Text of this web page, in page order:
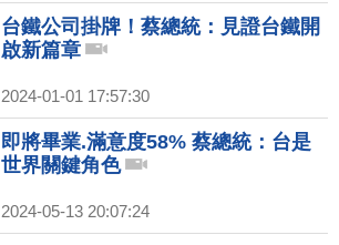
台鐵公司掛牌！蔡總統：見證台鐵開
啟新篇章
2024-01-01 17:57:30
即將畢業.滿意度58% 蔡總統：台是
世界關鍵角色
2024-05-13 20:07:24